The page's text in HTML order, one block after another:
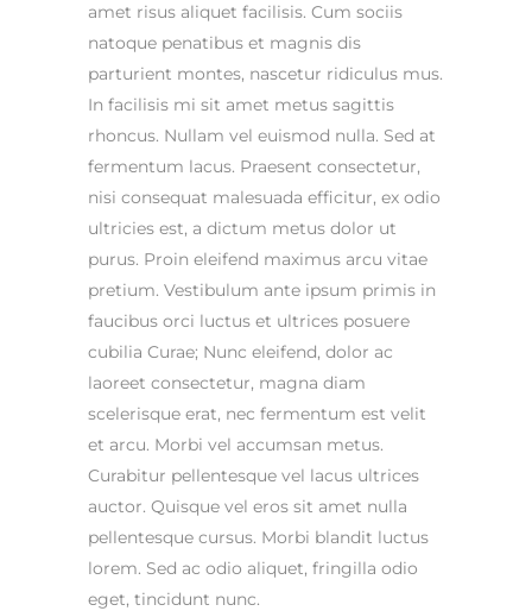
amet risus aliquet facilisis. Cum sociis
natoque penatibus et magnis dis
parturient montes, nascetur ridiculus mus.
In facilisis mi sit amet metus sagittis
rhoncus. Nullam vel euismod nulla. Sed at
fermentum lacus. Praesent consectetur,
nisi consequat malesuada efficitur, ex odio
ultricies est, a dictum metus dolor ut
purus. Proin eleifend maximus arcu vitae
pretium. Vestibulum ante ipsum primis in
faucibus orci luctus et ultrices posuere
cubilia Curae; Nunc eleifend, dolor ac
laoreet consectetur, magna diam
scelerisque erat, nec fermentum est velit
et arcu. Morbi vel accumsan metus.
Curabitur pellentesque vel lacus ultrices
auctor. Quisque vel eros sit amet nulla
pellentesque cursus. Morbi blandit luctus
lorem. Sed ac odio aliquet, fringilla odio
eget, tincidunt nunc.